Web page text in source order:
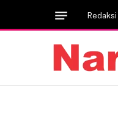
Redaksi